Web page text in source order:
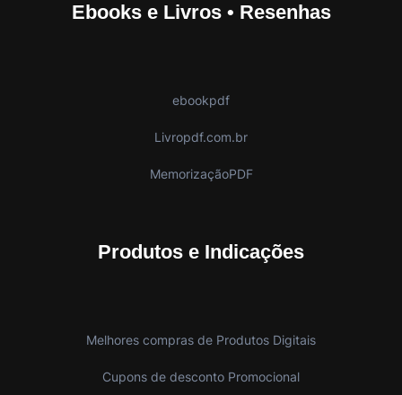
Ebooks e Livros • Resenhas
ebookpdf
Livropdf.com.br
MemorizaçãoPDF
Produtos e Indicações
Melhores compras de Produtos Digitais
Cupons de desconto Promocional